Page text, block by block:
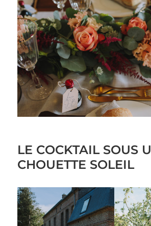
LE COCKTAIL SOUS
CHOUETTE SOLEIL